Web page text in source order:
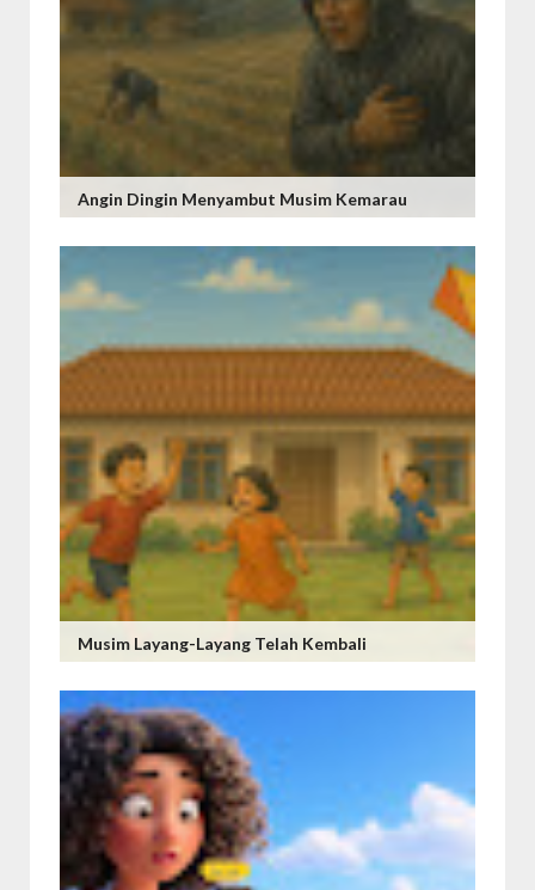
Angin Dingin Menyambut Musim Kemarau
Musim Layang-Layang Telah Kembali